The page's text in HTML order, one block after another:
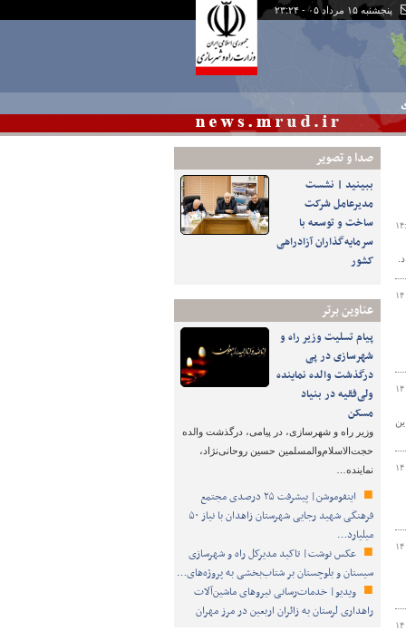
پنجشنبه ۱۵ مرداد ۰۵ - ۲۳:۲۴
صدا و تصوير
ببینید | نشست
مدیرعامل شرکت
ساخت و توسعه با
سرمایه‌گذاران آزادراهی
کشور
عناوین برتر
پیام تسلیت وزیر راه و
شهرسازی در پی
درگذشت والده نماینده
ولی‌فقیه در بنیاد
مسکن
وزیر راه و شهرسازی، در پیامی، درگذشت والده
حجت‌الاسلام‌والمسلمین حسین روحانی‌نژاد،
نماینده…
اینفوموشن| پیشرفت ۲۵ درصدی مجتمع
فرهنگی شهید رجایی شهرستان زاهدان با نیاز ۵۰
میلیارد…
عکس نوشت| تاکید مدیرکل راه و شهرسازی
سیستان و بلوچستان بر شتاب‌بخشی به پروژه‌های…
ویدیو| خدمات‌رسانی نیروهای ماشین‌آلات
راهداری لرستان به زائران اربعین در مرز مهران